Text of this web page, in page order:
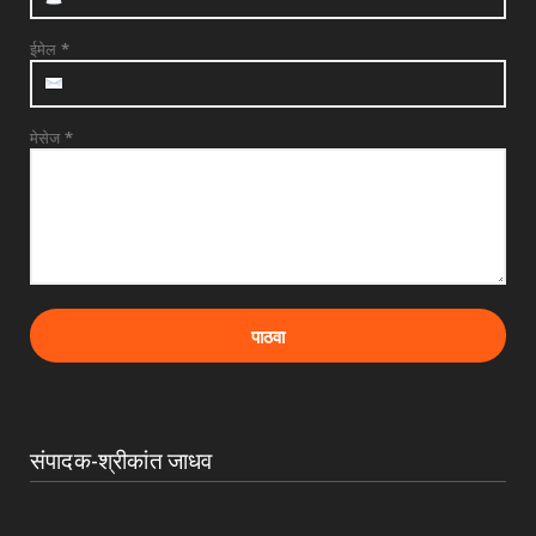
यांची काँग्रे...
ईमेल *
मेसेज *
संपादक-श्रीकांत जाधव